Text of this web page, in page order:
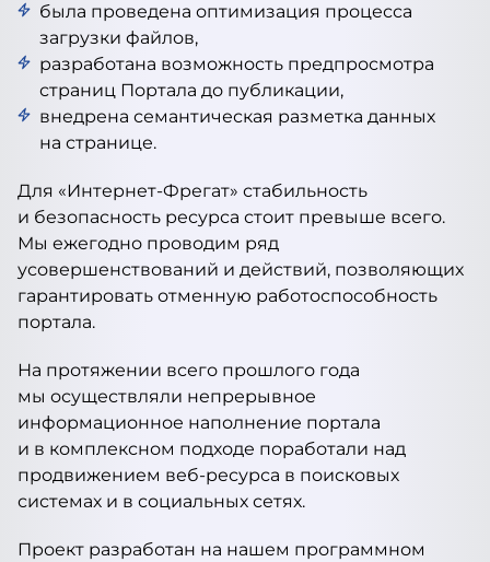
была проведена оптимизация процесса
загрузки файлов,
разработана возможность предпросмотра
страниц Портала до публикации,
внедрена семантическая разметка данных
на странице.
Для «Интернет-Фрегат» стабильность
и безопасность ресурса стоит превыше всего.
Мы ежегодно проводим ряд
усовершенствований и действий, позволяющих
гарантировать отменную работоспособность
портала.
На протяжении всего прошлого года
мы осуществляли непрерывное
информационное наполнение портала
и в комплексном подходе поработали над
продвижением веб-ресурса в поисковых
системах и в социальных сетях.
Проект разработан на нашем программном